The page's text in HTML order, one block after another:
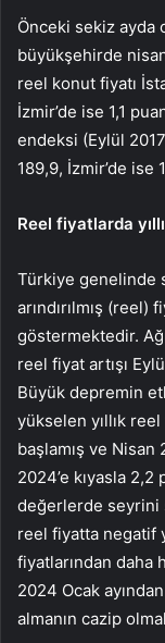
Önceki sekiz ayda
büyükşehirde
reel konut fiyatı
İzmir’de ise 1,1
endeksi (Eylül
189,9, İzmir’de ise
Reel fiyatlarda
Türkiye genelinde
arındırılmış (reel)
göstermektedir.
reel fiyat artışı
Büyük depremin
yükselen yıllık
başlamış ve Nisan
2024’e kıyasla
değerlerde seyrini
reel fiyatta negatif
fiyatlarından daha
2024 Ocak
almanın cazip